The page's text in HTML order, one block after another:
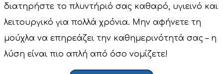
διατηρήστε το πλυντήριό σας καθαρό, υγιεινό και
λειτουργικό για πολλά χρόνια. Μην αφήνετε τη
μούχλα να επηρεάζει την καθημερινότητά σας – η
λύση είναι πιο απλή από όσο νομίζετε!